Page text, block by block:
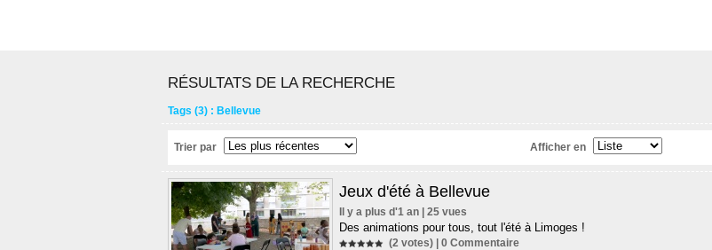
RÉSULTATS DE LA RECHERCHE
Tags (3) : Bellevue
Trier par Afficher en
Jeux d'été à Bellevue
Il y a plus d'1 an | 25 vues
Des animations pour tous, tout l'été à Limoges !
(2 votes) | 0 Commentaire